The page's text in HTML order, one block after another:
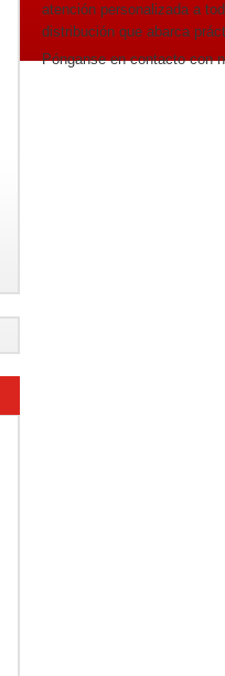
atención personalizada a
distribución que abarca
Pónganse en contacto con